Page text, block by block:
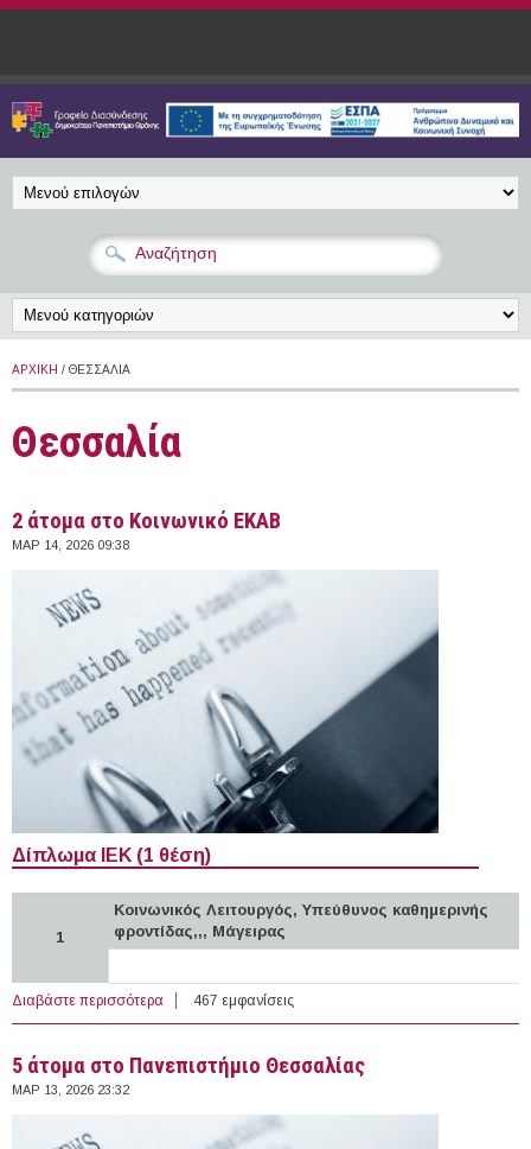
Παράκαμψη προς το κυρίως περιεχόμενο
ΑΡΧΙΚΉ / ΘΕΣΣΑΛΊΑ
Θεσσαλία
2 άτομα στο Κοινωνικό ΕΚΑΒ
ΜΑΡ 14, 2026 09:38
Δίπλωμα ΙΕΚ (1 θέση)
1
Κοινωνικός Λειτουργός, Υπεύθυνος καθημερινής
φροντίδας,,, Μάγειρας
Διαβάστε περισσότερα για 2 άτομα στο Κοινωνικό ΕΚΑΒ
467 εμφανίσεις
5 άτομα στο Πανεπιστήμιο Θεσσαλίας
ΜΑΡ 13, 2026 23:32